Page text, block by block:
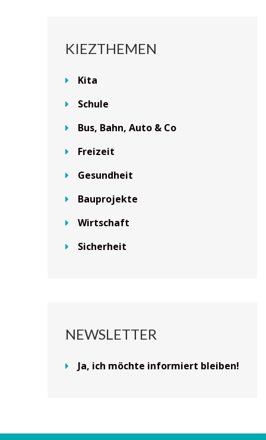
KIEZTHEMEN
Kita
Schule
Bus, Bahn, Auto & Co
Freizeit
Gesundheit
Bauprojekte
Wirtschaft
Sicherheit
NEWSLETTER
Ja, ich möchte informiert bleiben!